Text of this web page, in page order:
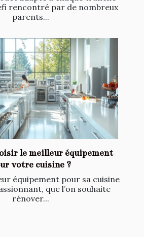
rencontré par de nombreux
parents...
le meilleur équipement
votre cuisine ?
équipement pour sa cuisine
que l’on souhaite
rénover...